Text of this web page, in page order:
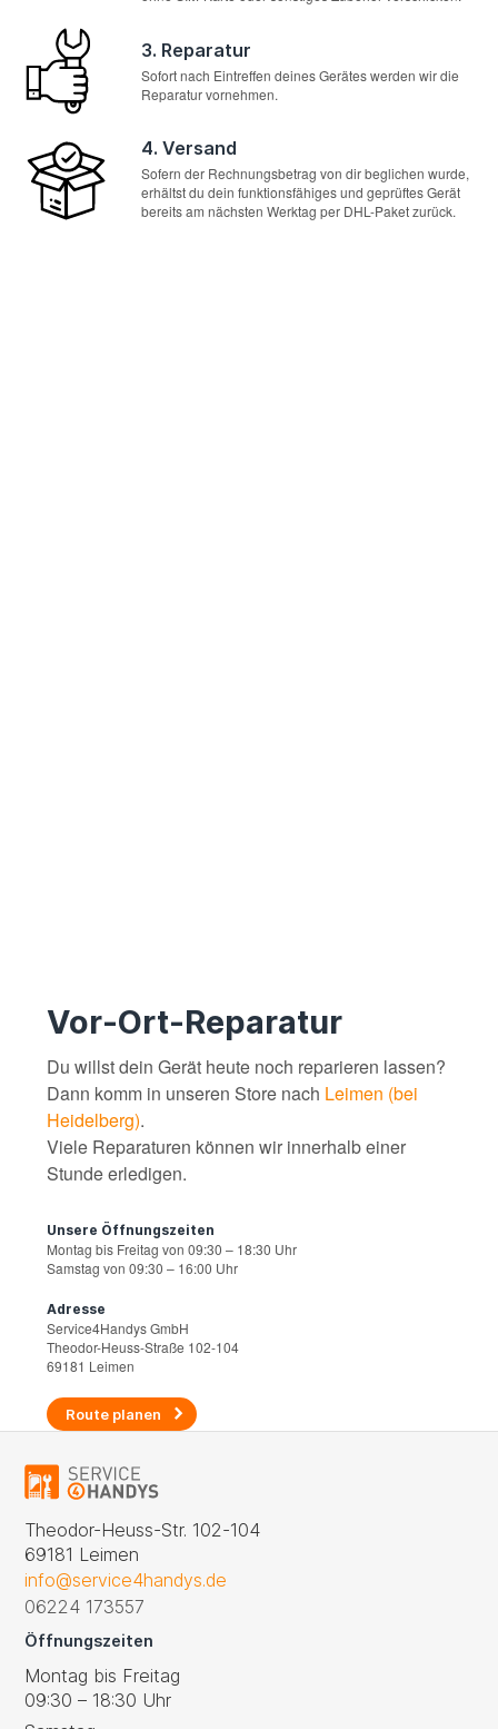
3. Reparatur
Sofort nach Eintreffen deines Gerätes werden wir die
Reparatur vornehmen.
4. Versand
Sofern der Rechnungsbetrag von dir beglichen wurde,
erhältst du dein funktionsfähiges und geprüftes Gerät
bereits am nächsten Werktag per DHL-Paket zurück.
Vor-Ort-Reparatur
Du willst dein Gerät heute noch reparieren lassen?
Dann komm in unseren Store nach Leimen (bei
Heidelberg).
Viele Reparaturen können wir innerhalb einer
Stunde erledigen.
Unsere Öffnungszeiten
Montag bis Freitag von 09:30 – 18:30 Uhr
Samstag von 09:30 – 16:00 Uhr
Adresse
Service4Handys GmbH
Theodor-Heuss-Straße 102-104
69181 Leimen
Route planen
Theodor-Heuss-Str. 102-104
69181 Leimen
info@service4handys.de
06224 173557
Öffnungszeiten
Montag bis Freitag
09:30 – 18:30 Uhr